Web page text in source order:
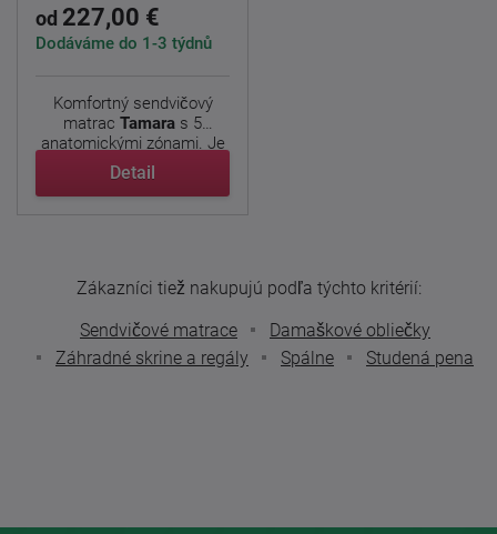
od 227,00 €
Dodáváme do 1-3 týdnů
Komfortný sendvičový
matrac Tamara s 5
anatomickými zónami. Je
zložená ...
Detail
Zákazníci tiež nakupujú podľa týchto kritérií:
Sendvičové matrace
Damaškové obliečky
Záhradné skrine a regály
Spálne Studená pena